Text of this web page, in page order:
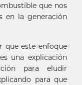
que nos
en la generación
que este enfoque
una explicación
para eludir
para que